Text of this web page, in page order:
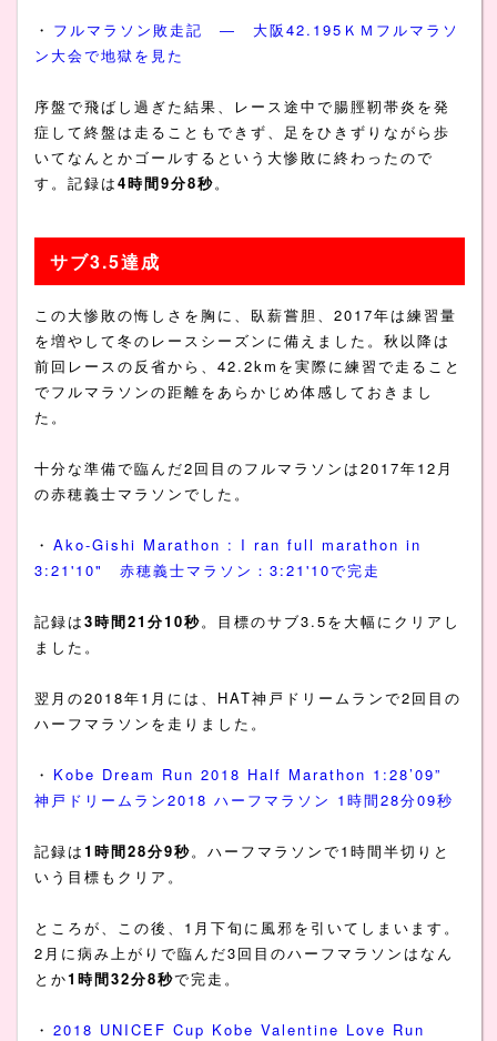
・ フルマラソン敗走記 ― 大阪42.195ＫＭフルマラソ
ン大会で地獄を見た
序盤で飛ばし過ぎた結果、レース途中で腸脛靭帯炎を発
症して終盤は走ることもできず、足をひきずりながら歩
いてなんとかゴールするという大惨敗に終わったので
す。記録は4時間9分8秒。
サブ3.5達成
この大惨敗の悔しさを胸に、臥薪嘗胆、2017年は練習量
を増やして冬のレースシーズンに備えました。秋以降は
前回レースの反省から、42.2kmを実際に練習で走ること
でフルマラソンの距離をあらかじめ体感しておきまし
た。
十分な準備で臨んだ2回目のフルマラソンは2017年12月
の赤穂義士マラソンでした。
・ Ako-Gishi Marathon : I ran full marathon in
3:21'10" 赤穂義士マラソン：3:21'10で完走
記録は3時間21分10秒。目標のサブ3.5を大幅にクリアし
ました。
翌月の2018年1月には、HAT神戸ドリームランで2回目の
ハーフマラソンを走りました。
・ Kobe Dream Run 2018 Half Marathon 1:28’09”
神戸ドリームラン2018 ハーフマラソン 1時間28分09秒
記録は1時間28分9秒。ハーフマラソンで1時間半切りと
いう目標もクリア。
ところが、この後、1月下旬に風邪を引いてしまいます。
2月に病み上がりで臨んだ3回目のハーフマラソンはなん
とか1時間32分8秒で完走。
・ 2018 UNICEF Cup Kobe Valentine Love Run